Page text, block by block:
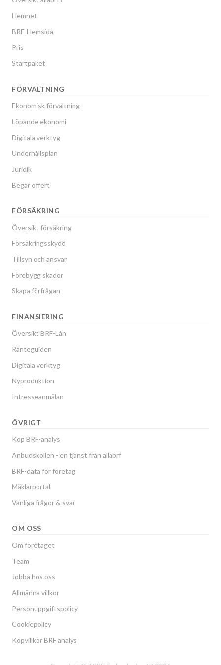
Hemnet
BRF-Hemsida
Pris
Startpaket
FÖRVALTNING
Ekonomisk förvaltning
Löpande ekonomi
Digitala verktyg
Underhållsplan
Juridik
Begär offert
FÖRSÄKRING
Översikt försäkring
Försäkringsskydd
Tillsyn och ansvar
Förebygg skador
Skapa förfrågan
FINANSIERING
Översikt BRF-Lån
Ränteguiden
Digitala verktyg
Nyproduktion
Intresseanmälan
ÖVRIGT
Köp BRF-analys
Anbudskollen - en tjänst från allabrf
BRF-data för företag
Mäklarportal
Vanliga frågor & svar
OM OSS
Om företaget
Team
Jobba hos oss
Allmänna villkor
Personuppgiftspolicy
Cookiepolicy
Köpvillkor BRF analys